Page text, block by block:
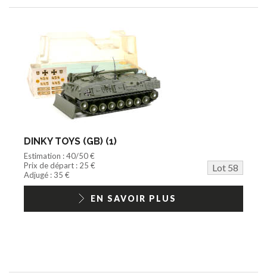
DINKY TOYS (GB) (1)
Estimation : 40/50 €
Prix de départ : 25 €
Lot 58
Adjugé : 35 €
EN SAVOIR PLUS